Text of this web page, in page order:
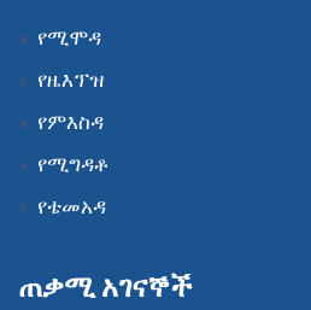
የሚሞዳ
የዜእፕዝ
የምእስዳ
የሚግዳቶ
የቴመአዳ
ጠቃሚ አገናኞች